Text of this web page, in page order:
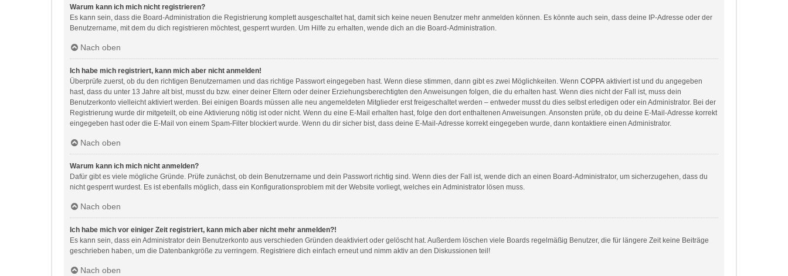
Warum kann ich mich nicht registrieren?
Es kann sein, dass die Board-Administration die Registrierung komplett ausgeschaltet hat, damit sich keine neuen Benutzer mehr anmelden können. Es könnte auch sein, dass deine IP-Adresse oder der
Benutzername, mit dem du dich registrieren möchtest, gesperrt wurden. Um Hilfe zu erhalten, wende dich an die Board-Administration.
Nach oben
Ich habe mich registriert, kann mich aber nicht anmelden!
Überprüfe zuerst, ob du den richtigen Benutzernamen und das richtige Passwort eingegeben hast. Wenn diese stimmen, dann gibt es zwei Möglichkeiten. Wenn COPPA aktiviert ist und du angegeben
hast, dass du unter 13 Jahre alt bist, musst du bzw. einer deiner Eltern oder deiner Erziehungsberechtigten den Anweisungen folgen, die du erhalten hast. Wenn dies nicht der Fall ist, muss dein
Benutzerkonto vielleicht aktiviert werden. Bei einigen Boards müssen alle neu angemeldeten Mitglieder erst freigeschaltet werden – entweder musst du dies selbst erledigen oder ein Administrator. Bei der
Registrierung wurde dir mitgeteilt, ob eine Aktivierung nötig ist oder nicht. Wenn du eine E-Mail erhalten hast, folge den dort enthaltenen Anweisungen. Ansonsten prüfe, ob du deine E-Mail-Adresse korrekt
eingegeben hast oder die E-Mail von einem Spam-Filter blockiert wurde. Wenn du dir sicher bist, dass deine E-Mail-Adresse korrekt eingegeben wurde, dann kontaktiere einen Administrator.
Nach oben
Warum kann ich mich nicht anmelden?
Dafür gibt es viele mögliche Gründe. Prüfe zunächst, ob dein Benutzername und dein Passwort richtig sind. Wenn dies der Fall ist, wende dich an einen Board-Administrator, um sicherzugehen, dass du
nicht gesperrt wurdest. Es ist ebenfalls möglich, dass ein Konfigurationsproblem mit der Website vorliegt, welches ein Administrator lösen muss.
Nach oben
Ich habe mich vor einiger Zeit registriert, kann mich aber nicht mehr anmelden?!
Es kann sein, dass ein Administrator dein Benutzerkonto aus verschieden Gründen deaktiviert oder gelöscht hat. Außerdem löschen viele Boards regelmäßig Benutzer, die für längere Zeit keine Beiträge
geschrieben haben, um die Datenbankgröße zu verringern. Registriere dich einfach erneut und nimm aktiv an den Diskussionen teil!
Nach oben